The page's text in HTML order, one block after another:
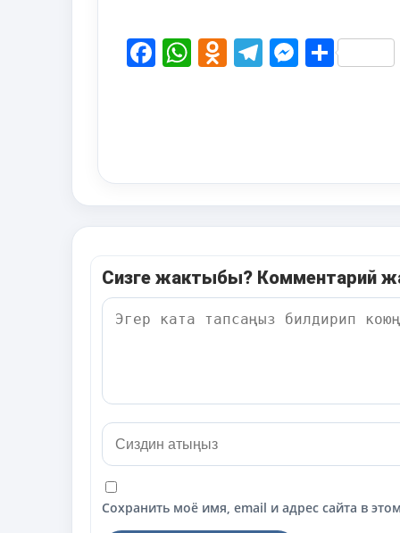
Facebook
WhatsApp
Telegram
Share
Сизге жактыбы? Комментарий
Сохранить моё имя, email и адрес сайта в